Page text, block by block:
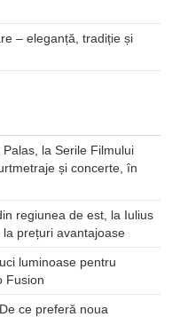
– eleganță, tradiție și
la Serile Filmului
și concerte, în
regiunea de est, la Iulius
prețuri avantajoase
luminoase pentru
Fusion
ce preferă noua